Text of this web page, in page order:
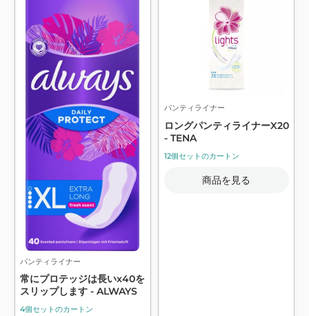
パンティライナー
常にプロテッジは長いx40を
スリップします - ALWAYS
4個セットのカートン
パンティライナー
ロングパンティライナーX20
- TENA
12個セットのカートン
商品を見る